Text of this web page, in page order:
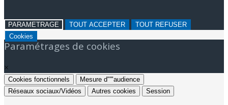
PARAMETRAGE TOUT ACCEPTER
TOUT REFUSER
Cookies
Paramétrages de cookies
×
Cookies fonctionnels
Mesure d"'"audience
Réseaux sociaux/Vidéos
Autres cookies Session